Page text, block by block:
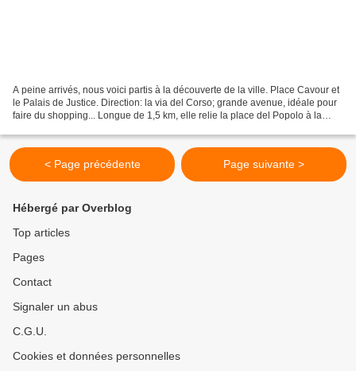
A peine arrivés, nous voici partis à la découverte de la ville. Place Cavour et
le Palais de Justice. Direction: la via del Corso; grande avenue, idéale pour
faire du shopping... Longue de 1,5 km, elle relie la place del Popolo à la
< Page précédente Page suivante >
Hébergé par Overblog
Top articles
Pages
Contact
Signaler un abus
C.G.U.
Cookies et données personnelles